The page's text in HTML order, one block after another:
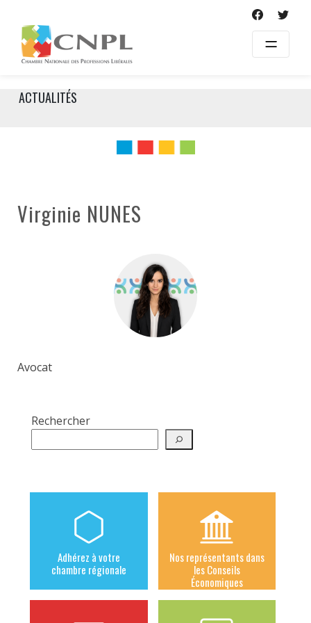
content
ACTUALITÉS
Virginie NUNES
Avocat
Rechercher
Adhérez à votre
chambre régionale
Nos représentants dans
les Conseils
Économiques